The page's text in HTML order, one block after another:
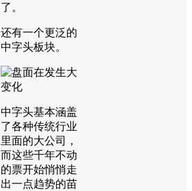
了。
还有一个更泛的
中字头板块。
中字头基本涵盖
了各种传统行业
里面的大公司，
而这些千年不动
的票开始悄悄走
出一点趋势的苗